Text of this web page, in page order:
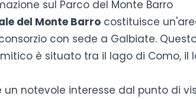
sul Parco del Monte Barro
del Monte Barro costituisce
con sede a Galbiate.
è situato tra il lago di Como, il
un notevole interesse dal punto di